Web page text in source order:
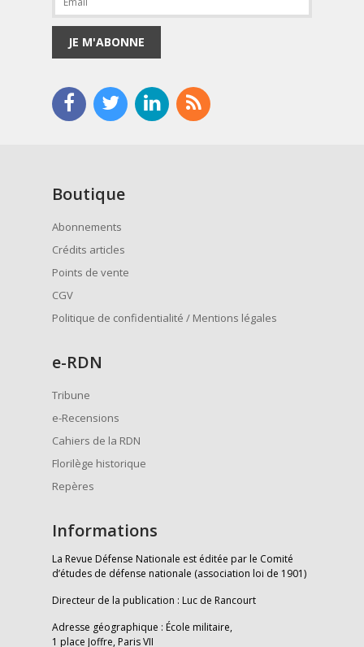
JE M'ABONNE
Boutique
Abonnements
Crédits articles
Points de vente
CGV
Politique de confidentialité / Mentions légales
e-RDN
Tribune
e-Recensions
Cahiers de la RDN
Florilège historique
Repères
Informations
La Revue Défense Nationale est éditée par le Comité
d’études de défense nationale (association loi de 1901)
Directeur de la publication : Luc de Rancourt
Adresse géographique : École militaire,
1 place Joffre, Paris VII